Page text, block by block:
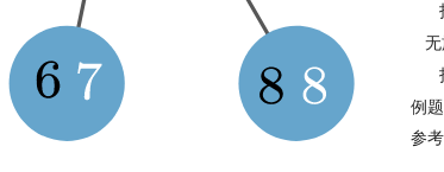
例题
参